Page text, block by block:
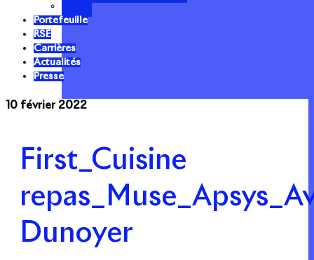
Portefeuille
RSE
Carrières
Actualités
Presse
10 février 2022
First_Cuisine
Dunoyer